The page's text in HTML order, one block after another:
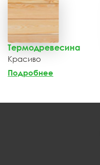
Термодревесина
Красиво
Подробнее